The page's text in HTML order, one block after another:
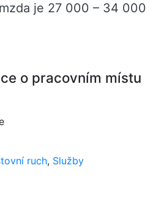
je 27 000 – 34 000
o pracovním místu
ruch, Služby